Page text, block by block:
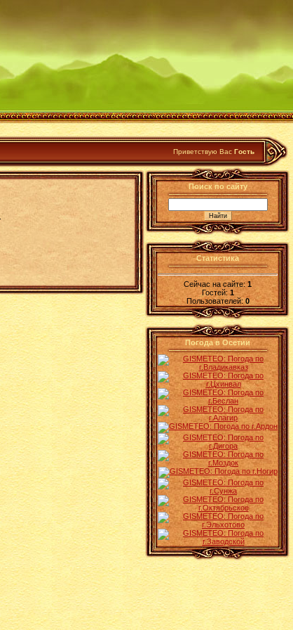
Приветствую Вас Гость
Поиск по сайту
Статистика
Сейчас на сайте: 1
Гостей:1
Пользователей: 0
Погода в Осетии